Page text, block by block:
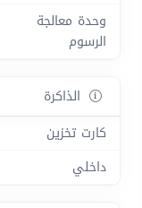
وحدة معالجة
الرسوم
الذاكرة
كارت تخزين
داخلي